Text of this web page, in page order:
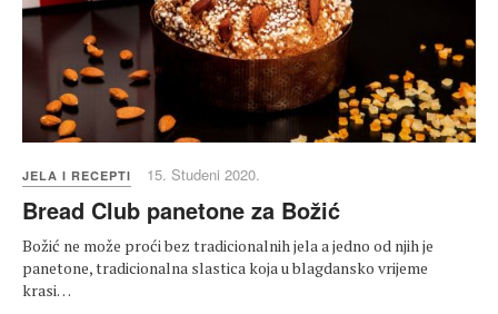
JELA I RECEPTI 15. Studeni 2020.
Bread Club panetone za Božić
Božić ne može proći bez tradicionalnih jela a jedno od njih je
panetone, tradicionalna slastica koja u blagdansko vrijeme
krasi…